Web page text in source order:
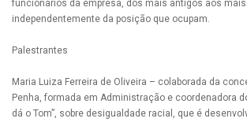
funcionários da empresa, dos mais antigos aos mais
independentemente da posição que ocupam.
Palestrantes
Maria Luiza Ferreira de Oliveira – colaborada da
Penha, formada em Administração e coordenadora
dá o Tom”, sobre desigualdade racial, que é